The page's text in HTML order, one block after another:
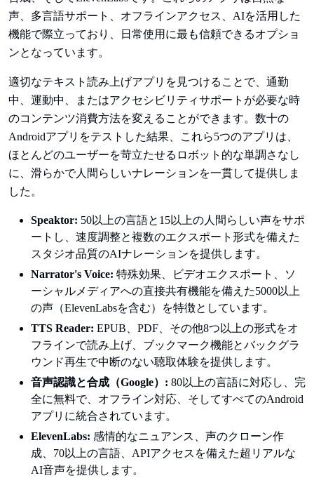
声、多言語サポート、オフラインアクセス、AIを活用した
機能で際立っており、日常使用に最も信頼できるオプショ
ンとなっています。
適切なテキスト読み上げアプリを見つけることで、通勤
中、運動中、またはアクセシビリティサポートが必要な時
のコンテンツ消費方法を変えることができます。数十の
Androidアプリをテストした結果、これら5つのアプリは、
ほとんどのユーザーを苛立たせるロボット的な単調さなし
に、滑らかで人間らしいナレーションを一貫して提供しま
した。
Speaktor: 50以上の言語と15以上の人間らしい声をサポ
ートし、速度調整と複数のエクスポート形式を備えた
スタジオ品質のAIナレーションを提供します。
Narrator's Voice: 特殊効果、ビデオエクスポート、ソ
ーシャルメディアへの直接共有機能を備えた5000以上
の声（ElevenLabsを含む）を特徴としています。
TTS Reader: EPUB、PDF、その他8つ以上の形式をオ
フラインで読み上げ、ブックマーク機能とバックグラ
ウンド再生で中断のない聴取体験を提供します。
音声認識と合成（Google）: 80以上の言語に対応し、完
全に無料で、オフライン対応、そしてすべてのAndroid
アプリに統合されています。
ElevenLabs: 感情的なニュアンス、声のクローン作
成、70以上の言語、APIアクセスを備えた超リアルな
AI音声を提供します。